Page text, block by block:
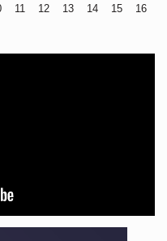
11 12 13 14 15
16